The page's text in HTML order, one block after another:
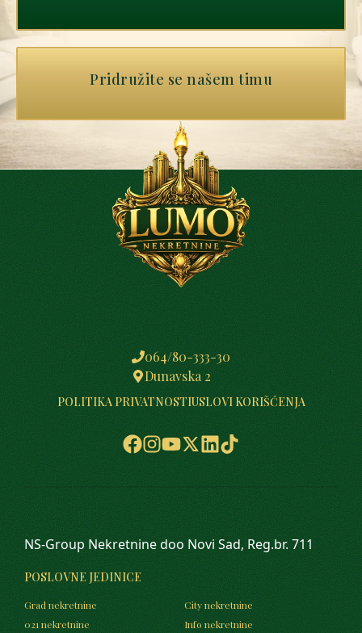
Pridružite se našem timu
064/80-333-30
Dunavska 2
POLITIKA PRIVATNOSTIUSLOVI KORIŠĆENJA
NS-Group Nekretnine doo Novi Sad, Reg.br. 711
POSLOVNE JEDINICE
Grad nekretnine
City nekretnine
021 nekretnine
Info nekretnine